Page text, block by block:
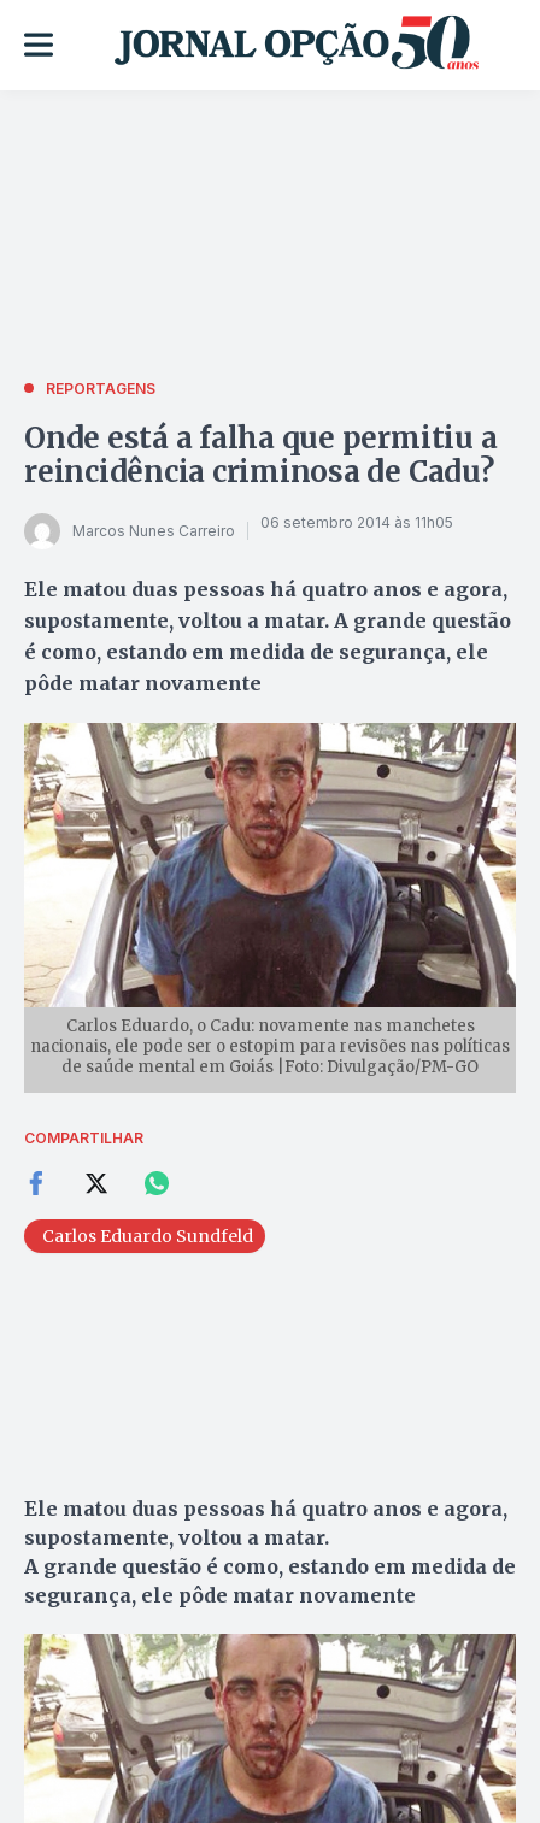
REPORTAGENS
Onde está a falha que permitiu a
reincidência criminosa de Cadu?
Marcos Nunes Carreiro 06 setembro 2014 às 11h05
Ele matou duas pessoas há quatro anos e agora,
supostamente, voltou a matar. A grande questão
é como, estando em medida de segurança, ele
pôde matar novamente
Carlos Eduardo, o Cadu: novamente nas manchetes
nacionais, ele pode ser o estopim para revisões nas políticas
de saúde mental em Goiás |Foto: Divulgação/PM-GO
COMPARTILHAR
Carlos Eduardo Sundfeld
Ele matou duas pessoas há quatro anos e agora,
supostamente, voltou a matar.
A grande questão é como, estando em medida de
segurança, ele pôde matar novamente